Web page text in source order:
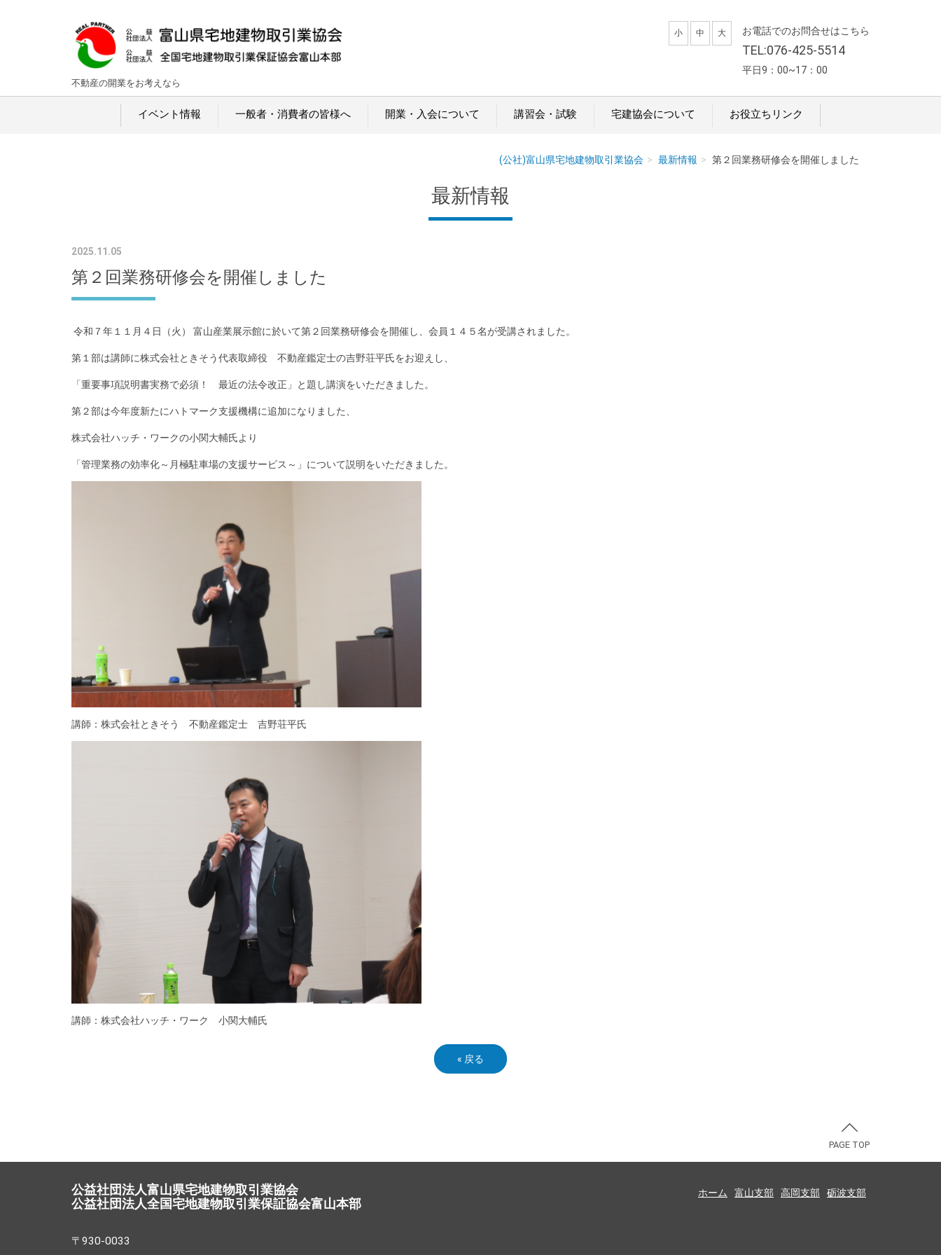
不動産の開業をお考えなら
お電話でのお問合せはこちら
TEL:076-425-5514
平日9：00~17：00
小 中 大
イベント情報 一般者・消費者の皆様へ 開業・入会について 講習会・試験 宅建協会について お役立ちリンク
(公社)富山県宅地建物取引業協会 最新情報 第２回業務研修会を開催しました
最新情報
2025.11.05
第２回業務研修会を開催しました
令和７年１１月４日（火） 富山産業展示館に於いて第２回業務研修会を開催し、会員１４５名が受講されました。
第１部は講師に株式会社ときそう代表取締役 不動産鑑定士の吉野荘平氏をお迎えし、
「重要事項説明書実務で必須！ 最近の法令改正」と題し講演をいただきました。
第２部は今年度新たにハトマーク支援機構に追加になりました、
株式会社ハッチ・ワークの小関大輔氏より
「管理業務の効率化～月極駐車場の支援サービス～」について説明をいただきました。
講師：株式会社ときそう 不動産鑑定士 吉野荘平氏
講師：株式会社ハッチ・ワーク 小関大輔氏
« 戻る
PAGE TOP
公益社団法人富山県宅地建物取引業協会
公益社団法人全国宅地建物取引業保証協会富山本部
〒930-0033
ホーム 富山支部 高岡支部 砺波支部